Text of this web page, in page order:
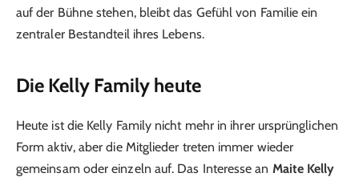
auf der Bühne stehen, bleibt das Gefühl von Familie ein
zentraler Bestandteil ihres Lebens.
Die Kelly Family heute
Heute ist die Kelly Family nicht mehr in ihrer ursprünglichen
Form aktiv, aber die Mitglieder treten immer wieder
gemeinsam oder einzeln auf. Das Interesse an Maite Kelly